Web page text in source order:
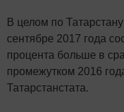
В целом по
сентябре 2017 года
процента больше в
промежутком 2016
Татарстанстата.